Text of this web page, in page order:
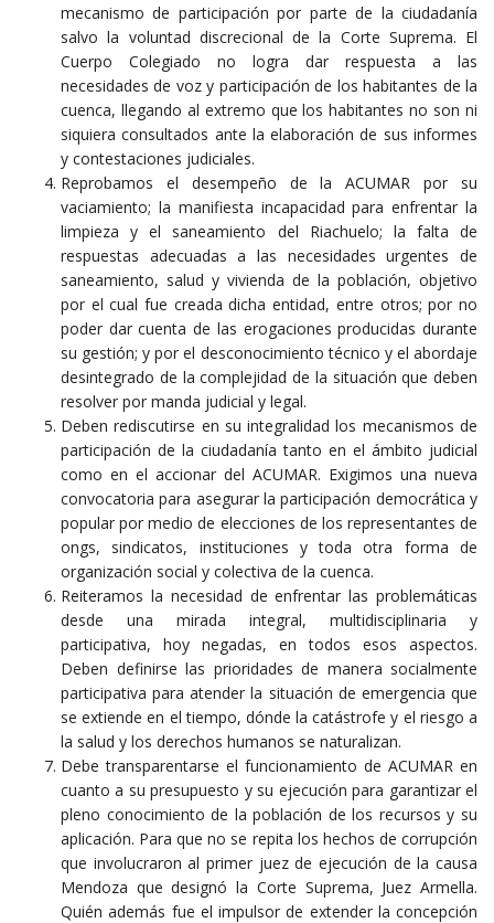
mecanismo de participación por parte de la ciudadanía
salvo la voluntad discrecional de la Corte Suprema. El
Cuerpo Colegiado no logra dar respuesta a las
necesidades de voz y participación de los habitantes de la
cuenca, llegando al extremo que los habitantes no son ni
siquiera consultados ante la elaboración de sus informes
y contestaciones judiciales.
Reprobamos el desempeño de la ACUMAR por su
vaciamiento; la manifiesta incapacidad para enfrentar la
limpieza y el saneamiento del Riachuelo; la falta de
respuestas adecuadas a las necesidades urgentes de
saneamiento, salud y vivienda de la población, objetivo
por el cual fue creada dicha entidad, entre otros; por no
poder dar cuenta de las erogaciones producidas durante
su gestión; y por el desconocimiento técnico y el abordaje
desintegrado de la complejidad de la situación que deben
resolver por manda judicial y legal.
Deben rediscutirse en su integralidad los mecanismos de
participación de la ciudadanía tanto en el ámbito judicial
como en el accionar del ACUMAR. Exigimos una nueva
convocatoria para asegurar la participación democrática y
popular por medio de elecciones de los representantes de
ongs, sindicatos, instituciones y toda otra forma de
organización social y colectiva de la cuenca.
Reiteramos la necesidad de enfrentar las problemáticas
desde una mirada integral, multidisciplinaria y
participativa, hoy negadas, en todos esos aspectos.
Deben definirse las prioridades de manera socialmente
participativa para atender la situación de emergencia que
se extiende en el tiempo, dónde la catástrofe y el riesgo a
la salud y los derechos humanos se naturalizan.
Debe transparentarse el funcionamiento de ACUMAR en
cuanto a su presupuesto y su ejecución para garantizar el
pleno conocimiento de la población de los recursos y su
aplicación. Para que no se repita los hechos de corrupción
que involucraron al primer juez de ejecución de la causa
Mendoza que designó la Corte Suprema, Juez Armella.
Quién además fue el impulsor de extender la concepción